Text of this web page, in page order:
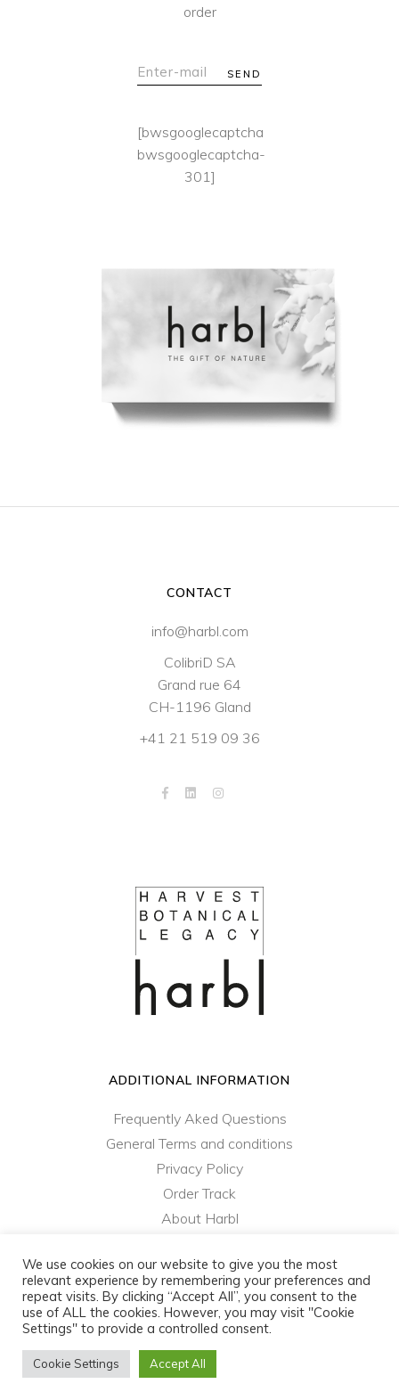
order
SEND
[bwsgooglecaptcha
bwsgooglecaptcha-
301]
CONTACT
info@harbl.com
ColibriD SA
Grand rue 64
CH-1196 Gland
+41 21 519 09 36
ADDITIONAL INFORMATION
Frequently Aked Questions
General Terms and conditions
Privacy Policy
Order Track
About Harbl
harbl.com - ColibriD SA © 2021 - 2023 - All rights
reserved
Website made byMY DESIGN©
We use cookies on our website to give you the most
relevant experience by remembering your preferences and
repeat visits. By clicking “Accept All”, you consent to the
use of ALL the cookies. However, you may visit "Cookie
Settings" to provide a controlled consent.
Cookie Settings Accept All